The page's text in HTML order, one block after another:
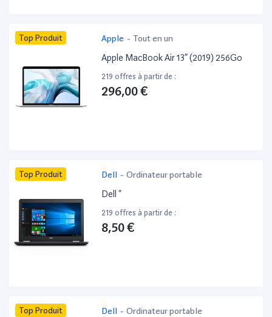
Top Produit Apple - Tout en un
Apple MacBook Air 13” (2019) 256Go
219 offres à partir de :
296,00 €
Top Produit Dell - Ordinateur portable
Dell ”
219 offres à partir de :
8,50 €
Top Produit Dell - Ordinateur portable